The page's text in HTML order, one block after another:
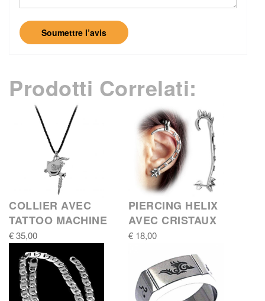
Soumettre l’avis
Prodotti Correlati:
COLLIER AVEC
TATTOO MACHINE
€ 35,00
PIERCING HELIX
AVEC CRISTAUX
€ 18,00